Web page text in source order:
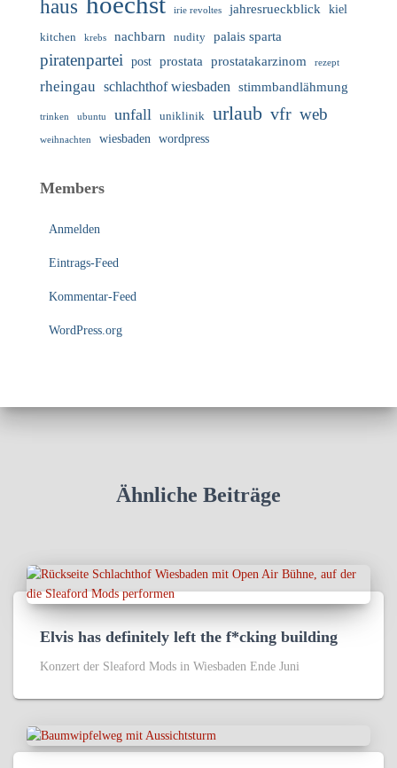
haus irie revoltes jahresrueckblick kiel
kitchen krebs nachbarn nudity palais sparta
piratenpartei post prostata prostatakarzinom rezept
rheingau schlachthof wiesbaden stimmbandlähmung
trinken ubuntu unfall uniklinik urlaub vfr web
weihnachten wiesbaden wordpress
Members
Anmelden
Eintrags-Feed
Kommentar-Feed
WordPress.org
Ähnliche Beiträge
Elvis has definitely left the f*cking building
Konzert der Sleaford Mods in Wiesbaden Ende Juni